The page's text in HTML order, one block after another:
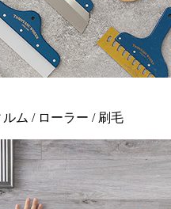
ム / ローラー / 刷毛